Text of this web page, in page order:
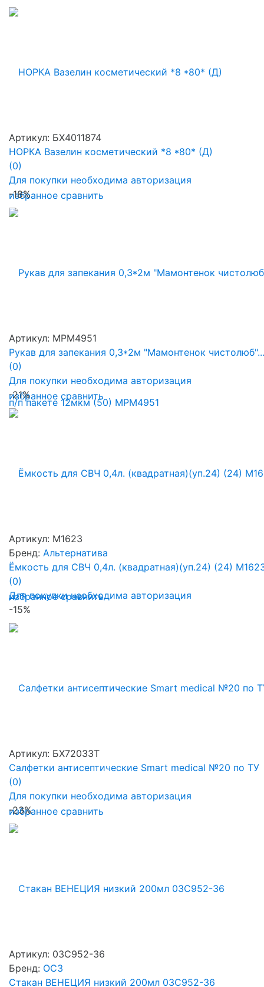
избранное сравнить
Артикул: БХ4011874
НОРКА Вазелин косметический *8 *80* (Д)
(0)
Для покупки необходима авторизация
-18%
избранное сравнить
Артикул: MPM4951
Рукав для запекания 0,3*2м "Мамонтенок чистолюб"...
(0)
Для покупки необходима авторизация
-21%
избранное сравнить
Артикул: М1623
Бренд: Альтернатива
Ёмкость для СВЧ 0,4л. (квадратная)(уп.24) (24)
(0)
Для покупки необходима авторизация
-15%
избранное сравнить
Артикул: БХ72033Т
Салфетки антисептические Smart medical №20 по ТУ
(0)
Для покупки необходима авторизация
-23%
Артикул: 03C952-36
Бренд: ОСЗ
Стакан ВЕНЕЦИЯ низкий 200мл 03C952-36